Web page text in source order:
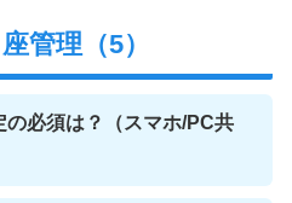
管理（5）
の必須は？（スマホ/PC共